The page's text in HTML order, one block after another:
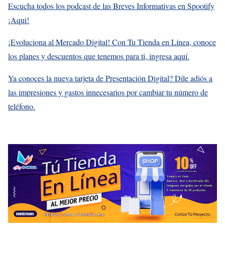
Escucha todos los podcast de las Breves Informativas en Spootify
¡Aqui!
¡Evoluciona al Mercado Digital! Con Tu Tienda en Línea, conoce
los planes y descuentos que tenemos para ti, ingresa aquí.
Ya conoces la nueva tarjeta de Presentación Digital? Dile adiós a
las impresiones y gastos innecesarios por cambiar tu número de
teléfono.